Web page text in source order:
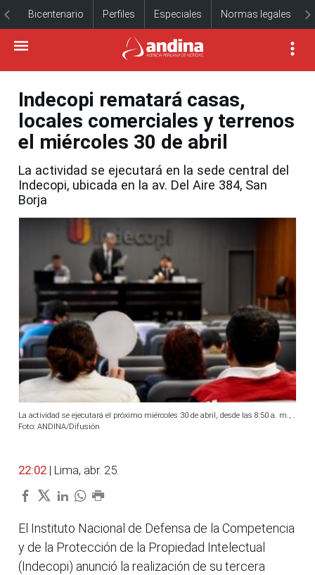
Bicentenario Perfiles Especiales Normas legales
Indecopi rematará casas,
locales comerciales y terrenos
el miércoles 30 de abril
La actividad se ejecutará en la sede central del
Indecopi, ubicada en la av. Del Aire 384, San
Borja
La actividad se ejecutará el próximo miércoles 30 de abril, desde las 8:50 a. m., .
Foto: ANDINA/Difusión
22:02 | Lima, abr. 25.
El Instituto Nacional de Defensa de la Competencia
y de la Protección de la Propiedad Intelectual
(Indecopi) anunció la realización de su tercera